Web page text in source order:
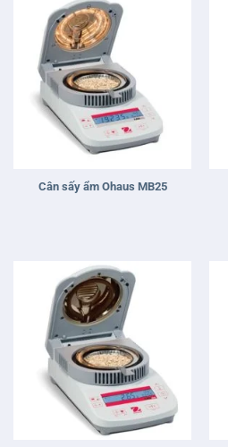
Cân sấy ẩm Ohaus MB25